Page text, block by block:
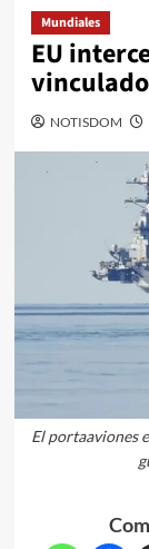
Mundiales
EU
NOTISDOM
El portaaviones